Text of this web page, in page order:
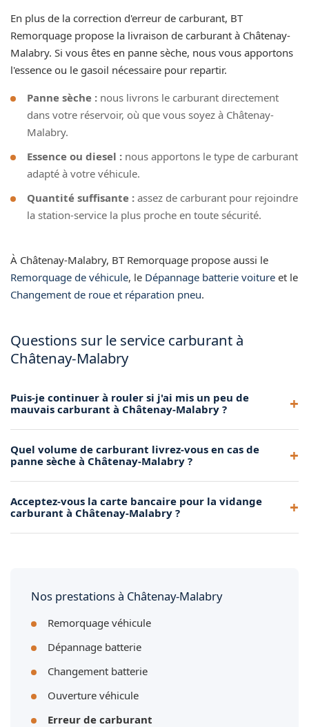
En plus de la correction d'erreur de carburant, BT
Remorquage propose la livraison de carburant à Châtenay-
Malabry. Si vous êtes en panne sèche, nous vous apportons
l'essence ou le gasoil nécessaire pour repartir.
Panne sèche : nous livrons le carburant directement
dans votre réservoir, où que vous soyez à Châtenay-
Malabry.
Essence ou diesel : nous apportons le type de carburant
adapté à votre véhicule.
Quantité suffisante : assez de carburant pour rejoindre
la station-service la plus proche en toute sécurité.
À Châtenay-Malabry, BT Remorquage propose aussi le
Remorquage de véhicule, le Dépannage batterie voiture et le
Changement de roue et réparation pneu.
Questions sur le service carburant à
Châtenay-Malabry
Puis-je continuer à rouler si j'ai mis un peu de
mauvais carburant à Châtenay-Malabry ?
peut causer des problèmes, surtout sur les moteurs diesel
modernes à injection directe. Mieux vaut faire vidanger
Quel volume de carburant livrez-vous en cas de
panne sèche à Châtenay-Malabry ?
suffisant pour rejoindre la station-service la plus proche et
Acceptez-vous la carte bancaire pour la vidange
carburant à Châtenay-Malabry ?
Nos prestations à Châtenay-Malabry
Remorquage véhicule
Dépannage batterie
Changement batterie
Ouverture véhicule
Erreur de carburant